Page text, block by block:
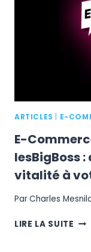
ARTICLES E-
E-
lesBigBoss
vitalité à
ParCharles
LIRE LA SUITE E-